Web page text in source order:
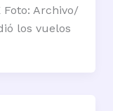
Foto: Archivo/
los vuelos